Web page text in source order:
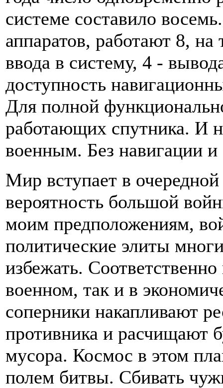
системе составило
аппаратов, работают 8,
ввода в систему, 4 -
доступность
Для полной
работающих спутника. И
военным. Без навигации и
Мир вступает в
вероятность большой
моим предположениям,
политические элиты
избежать.
военном, так и в
соперники накапливают
противника и расчищают
мусора. Космос в этом
полем битвы. Сбивать